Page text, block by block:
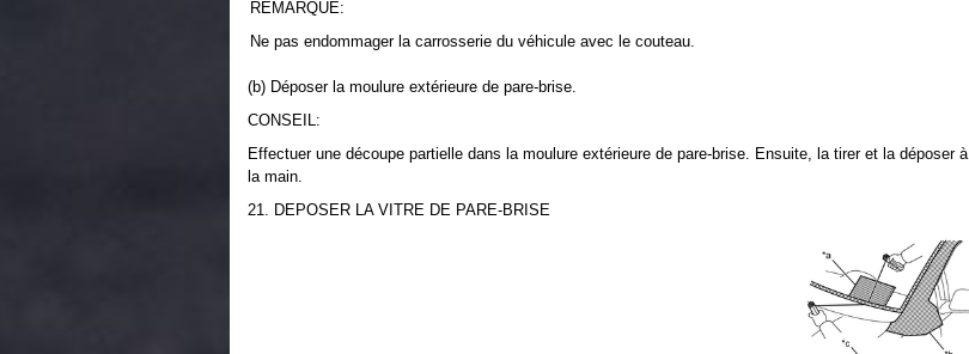
REMARQUE:
Ne pas endommager la carrosserie du véhicule avec le couteau.
(b) Déposer la moulure extérieure de pare-brise.
CONSEIL:
Effectuer une découpe partielle dans la moulure extérieure de pare-brise. Ensuite, la tirer et la déposer à
la main.
21. DEPOSER LA VITRE DE PARE-BRISE